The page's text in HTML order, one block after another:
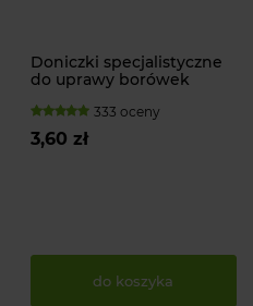
Doniczki specjalistyczne
do uprawy borówek
333 oceny
3,60 zł
do koszyka